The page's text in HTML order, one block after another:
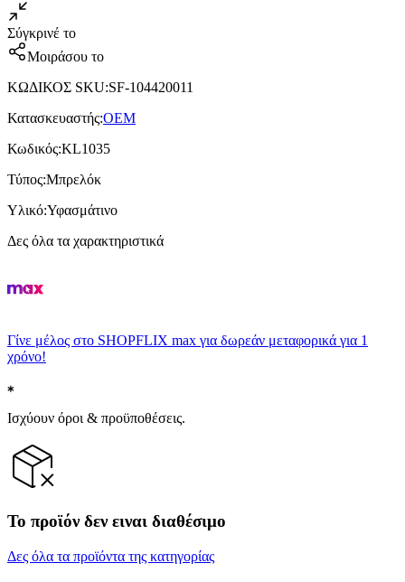
Σύγκρινέ το
Μοιράσου το
ΚΩΔΙΚΟΣ SKU:SF-104420011
Κατασκευαστής:OEM
Κωδικός:KL1035
Τύπος:Μπρελόκ
Υλικό:Υφασμάτινο
Δες όλα τα χαρακτηριστικά
Γίνε μέλος στο SHOPFLIX max για δωρεάν μεταφορικά για 1
χρόνο!
Ισχύουν όροι & προϋποθέσεις.
Το προϊόν δεν ειναι διαθέσιμο
Δες όλα τα προϊόντα της κατηγορίας